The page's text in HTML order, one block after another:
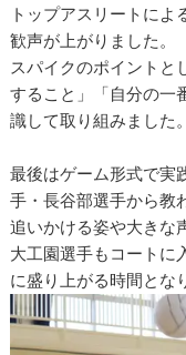
トップアスリートに
歓声が上がりました。
スパイクのポイントと
すること」「自分の一
識して取り組みました。
最後はゲーム形式で実
手・長谷部選手から教
追いかける姿や大きな
大工園選手もコートに
に盛り上がる時間とな